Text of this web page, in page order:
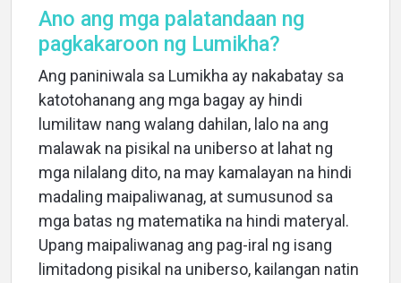
Ano ang mga palatandaan ng
pagkakaroon ng Lumikha?
Ang paniniwala sa Lumikha ay nakabatay sa
katotohanang ang mga bagay ay hindi
lumilitaw nang walang dahilan, lalo na ang
malawak na pisikal na uniberso at lahat ng
mga nilalang dito, na may kamalayan na hindi
madaling maipaliwanag, at sumusunod sa
mga batas ng matematika na hindi materyal.
Upang maipaliwanag ang pag-iral ng isang
limitadong pisikal na uniberso, kailangan natin